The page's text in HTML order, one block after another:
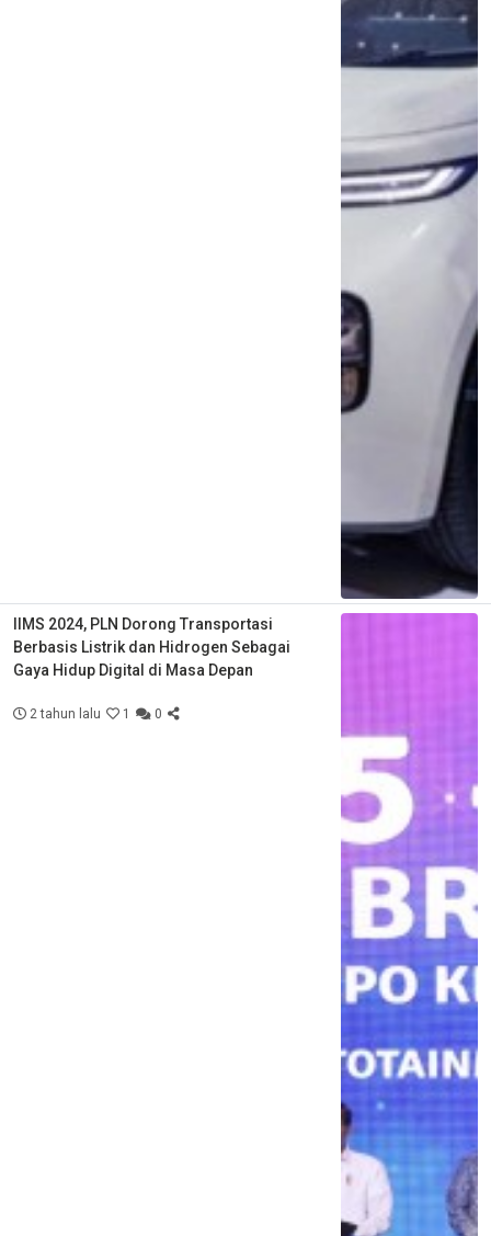
IIMS 2024, PLN Dorong Transportasi
Berbasis Listrik dan Hidrogen Sebagai
Gaya Hidup Digital di Masa Depan
2 tahun lalu 1 0